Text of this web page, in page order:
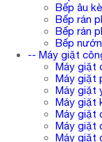
Bếp âu
Bếp rán
Bếp rán
Bếp
-- Máy giặt
Máy giặt
Máy giặt
Máy giặt
Máy giặt
Máy giặt
Máy giặt
Máy giặt